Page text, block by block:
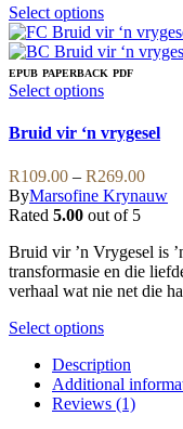
Select optionsThis
product
has
multiple
variants.
options
may
be
chosen
on
the
product
page
EPUB PAPERBACK PDF
Select optionsThis
has
multiple
variants.
The
options
may
be
chosen
on
product
Bruid vir ‘n vrygesel
R109.00 – R269.00Price
range:
ByMarsofine Krynauw
Rated 5.00 out of 5
Bruid vir ’n Vrygesel is
transformasie en die
verhaal wat nie net die
Select optionsThis
has
multiple
variants.
Description
Additional
Reviews (1)